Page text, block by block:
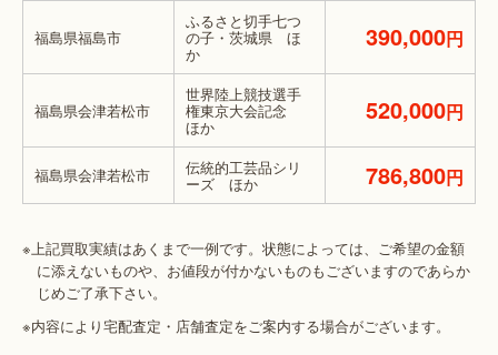
福島県福島市
ふるさと切手七つ
の子・茨城県 ほ
か
390,000円
福島県会津若松市
世界陸上競技選手
権東京大会記念
ほか
520,000円
福島県会津若松市 伝統的工芸品シリ
ーズ ほか 786,800円
※上記買取実績はあくまで一例です。状態によっては、ご希望の金額
に添えないものや、お値段が付かないものもございますのであらか
じめご了承下さい。
※内容により宅配査定・店舗査定をご案内する場合がございます。